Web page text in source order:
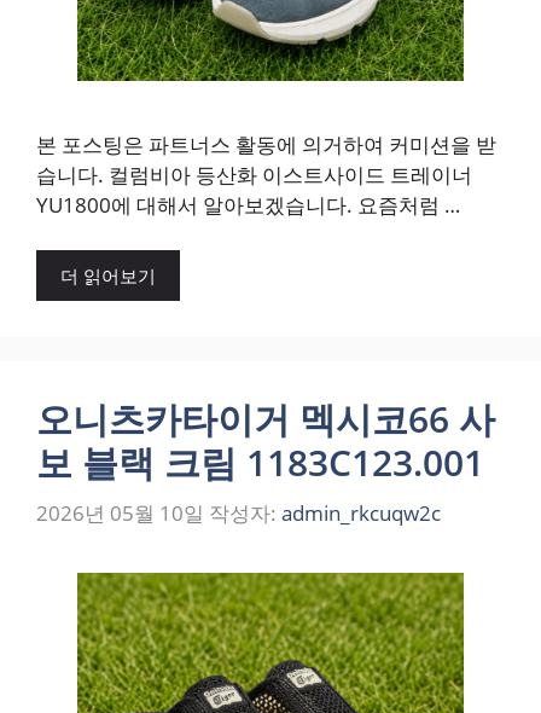
본 포스팅은 파트너스 활동에 의거하여 커미션을 받
습니다. 컬럼비아 등산화 이스트사이드 트레이너
YU1800에 대해서 알아보겠습니다. 요즘처럼 …
더 읽어보기
오니츠카타이거 멕시코66 사
보 블랙 크림 1183C123.001
2026년 05월 10일 작성자: admin_rkcuqw2c